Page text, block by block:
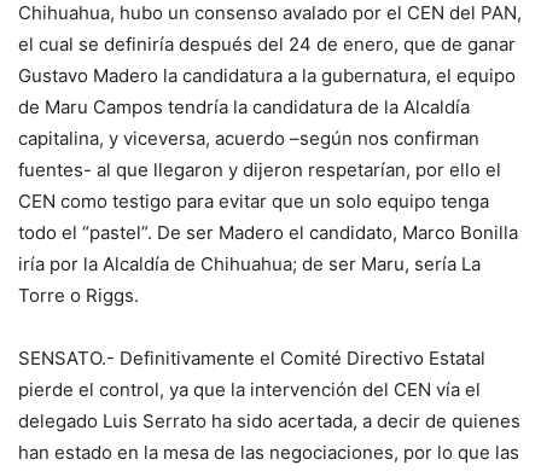
Chihuahua, hubo un consenso avalado por el CEN del PAN,
el cual se definiría después del 24 de enero, que de ganar
Gustavo Madero la candidatura a la gubernatura, el equipo
de Maru Campos tendría la candidatura de la Alcaldía
capitalina, y viceversa, acuerdo –según nos confirman
fuentes- al que llegaron y dijeron respetarían, por ello el
CEN como testigo para evitar que un solo equipo tenga
todo el “pastel”. De ser Madero el candidato, Marco Bonilla
iría por la Alcaldía de Chihuahua; de ser Maru, sería La
Torre o Riggs.
SENSATO.- Definitivamente el Comité Directivo Estatal
pierde el control, ya que la intervención del CEN vía el
delegado Luis Serrato ha sido acertada, a decir de quienes
han estado en la mesa de las negociaciones, por lo que las